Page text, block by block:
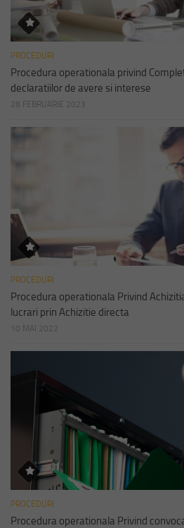
PROCEDURI
Procedura operationala privind
declaratiilor de avere si interese
28 FEBRUARIE 2023
PROCEDURI
Procedura operationala Privind
lucrari prin Achizitie directa
10 MAI 2022
PROCEDURI
Procedura operationala Privind